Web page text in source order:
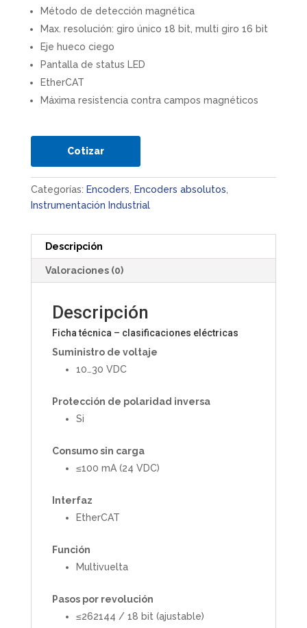
Método de detección magnética
Max. resolución: giro único 18 bit, multi giro 16 bit
Eje hueco ciego
Pantalla de status LED
EtherCAT
Máxima resistencia contra campos magnéticos
Cotizar
Categorías: Encoders, Encoders absolutos,
Instrumentación Industrial
Descripción
Valoraciones (0)
Descripción
Ficha técnica – clasificaciones eléctricas
Suministro de voltaje
10…30 VDC
Protección de polaridad inversa
Si
Consumo sin carga
≤100 mA (24 VDC)
Interfaz
EtherCAT
Función
Multivuelta
Pasos por revolución
≤262144 / 18 bit (ajustable)